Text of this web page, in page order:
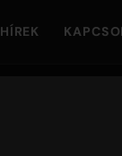
HÍREK